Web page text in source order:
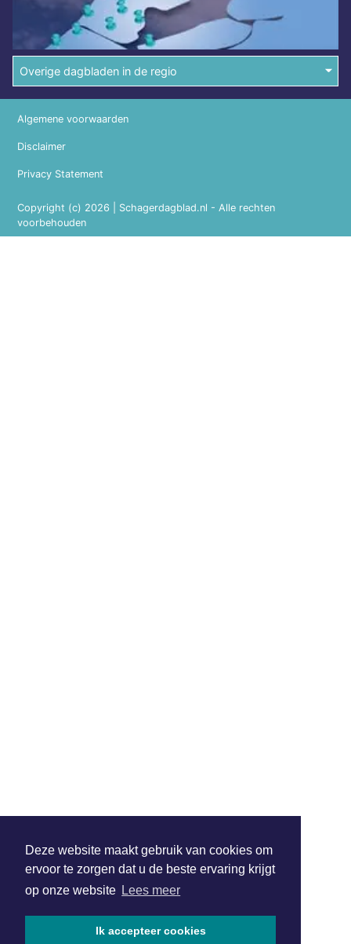
Deze website maakt gebruik van cookies om
ervoor te zorgen dat u de beste ervaring krijgt
op onze website Lees meer
Ik accepteer cookies
Overige dagbladen in de regio
Copyright (c) 2026 | Schagerdagblad.nl - Alle rechten
voorbehouden
Algemene voorwaarden
Disclaimer
Privacy Statement